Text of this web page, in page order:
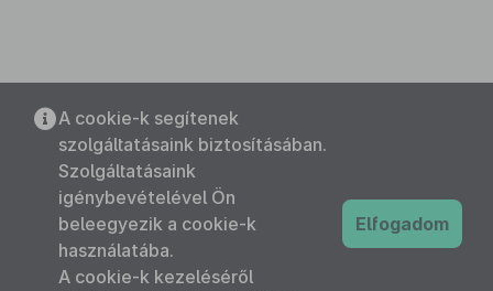
A cookie-k segítenek
szolgáltatásaink biztosításában.
Szolgáltatásaink
igénybevételével Ön
beleegyezik a cookie-k
használatába.
A cookie-k kezeléséről
Elfogadom